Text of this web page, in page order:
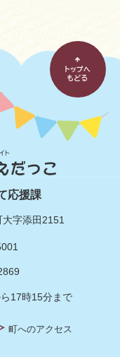
応援課
字添田2151
17時15分まで
町へのアクセス